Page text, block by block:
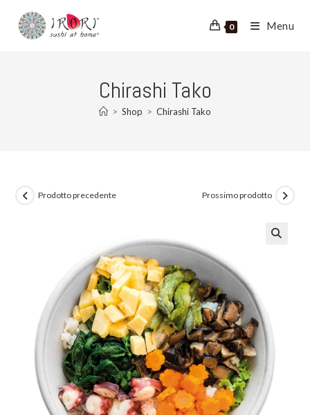
contenuto
0 Menu
Chirashi Tako
> Shop > Chirashi Tako
Prodotto precedente Prossimo prodotto